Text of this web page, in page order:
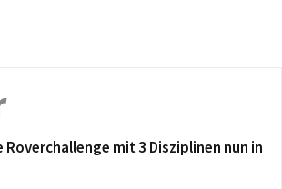
mit 3 Disziplinen nun in